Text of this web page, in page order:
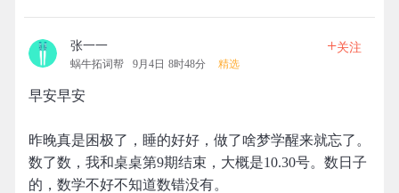
张一一
蜗牛拓词帮 9月4日 8时48分 精选
+关注
早安早安
昨晚真是困极了，睡的好好，做了啥梦学醒来就忘了。
数了数，我和桌桌第9期结束，大概是10.30号。数日子
的，数学不好不知道数错没有。